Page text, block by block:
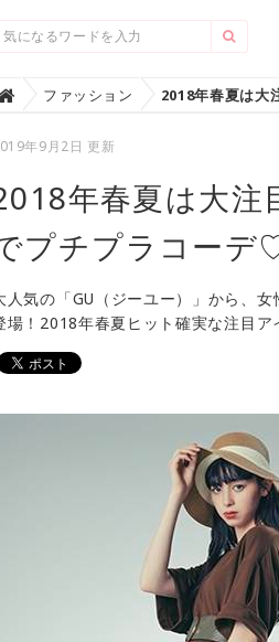
Homeファッション
年9月2日 更新
年春夏は大注
プチプラコー
人気の「GU（ジーユー）」から、
場！2018年春夏ヒット確実な注目